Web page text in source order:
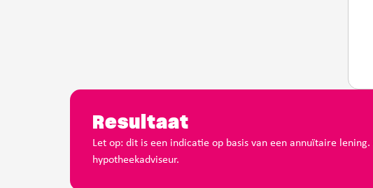
Resultaat
Let op: dit is een indicatie op basis van een annuïtaire
hypotheekadviseur.